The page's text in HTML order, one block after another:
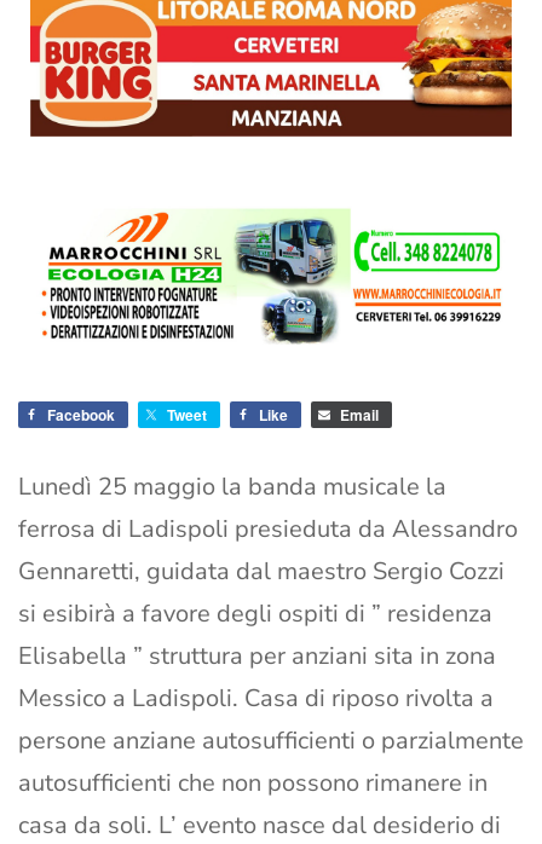
Facebook Tweet Like Email
Lunedì 25 maggio la banda musicale la
ferrosa di Ladispoli presieduta da Alessandro
Gennaretti, guidata dal maestro Sergio Cozzi
si esibirà a favore degli ospiti di ” residenza
Elisabella ” struttura per anziani sita in zona
Messico a Ladispoli. Casa di riposo rivolta a
persone anziane autosufficienti o parzialmente
autosufficienti che non possono rimanere in
casa da soli. L’ evento nasce dal desiderio di